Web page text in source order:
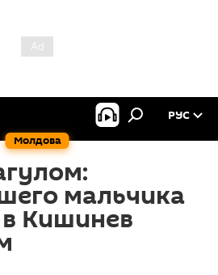
Молдова
РУС
мальчика
Кишинев